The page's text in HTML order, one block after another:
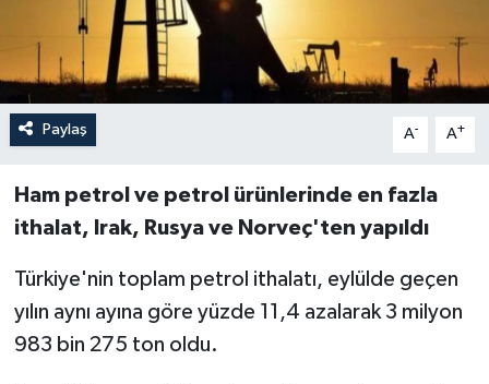
Paylaş A- A+
Ham petrol ve petrol ürünlerinde en fazla
ithalat, Irak, Rusya ve Norveç'ten yapıldı
Türkiye'nin toplam petrol ithalatı, eylülde geçen
yılın aynı ayına göre yüzde 11,4 azalarak 3 milyon
983 bin 275 ton oldu.